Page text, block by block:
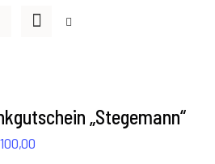
„Stegemann“
100,00